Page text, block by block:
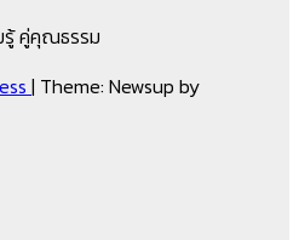
รู้ คู่คุณธรรม
| Theme: Newsup by